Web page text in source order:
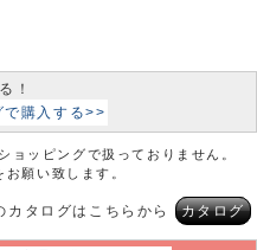
！
購入する>>
ョッピングで扱っておりません。
お願い致します。
カタログはこちらから カタログ